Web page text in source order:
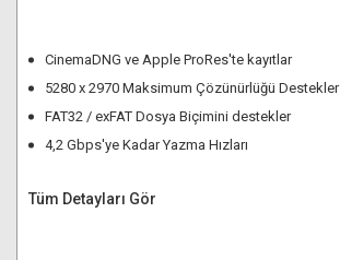
CinemaDNG ve Apple ProRes'te kayıtlar
5280 x 2970 Maksimum Çözünürlüğü Destekler
FAT32 / exFAT Dosya Biçimini destekler
4,2 Gbps'ye Kadar Yazma Hızları
Tüm Detayları Gör